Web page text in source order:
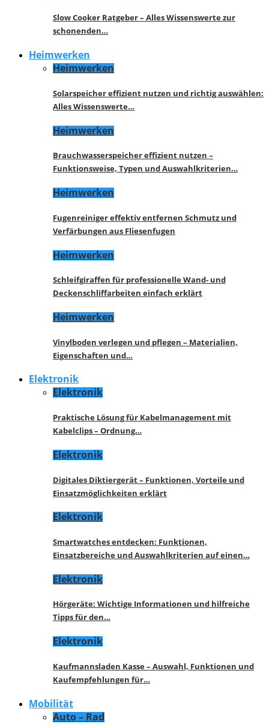
Slow Cooker Ratgeber – Alles Wissenswerte zur
schonenden…
Heimwerken
Heimwerken
Solarspeicher effizient nutzen und richtig auswählen:
Alles Wissenswerte…
Heimwerken
Brauchwasserspeicher effizient nutzen –
Funktionsweise, Typen und Auswahlkriterien…
Heimwerken
Fugenreiniger effektiv entfernen Schmutz und
Verfärbungen aus Fliesenfugen
Heimwerken
Schleifgiraffen für professionelle Wand- und
Deckenschliffarbeiten einfach erklärt
Heimwerken
Vinylboden verlegen und pflegen – Materialien,
Eigenschaften und…
Elektronik
Elektronik
Praktische Lösung für Kabelmanagement mit
Kabelclips – Ordnung…
Elektronik
Digitales Diktiergerät – Funktionen, Vorteile und
Einsatzmöglichkeiten erklärt
Elektronik
Smartwatches entdecken: Funktionen,
Einsatzbereiche und Auswahlkriterien auf einen…
Elektronik
Hörgeräte: Wichtige Informationen und hilfreiche
Tipps für den…
Elektronik
Kaufmannsladen Kasse – Auswahl, Funktionen und
Kaufempfehlungen für…
Mobilität
Auto – Rad